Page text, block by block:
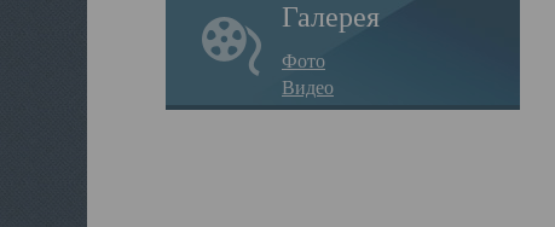
Галерея
Фото
Видео